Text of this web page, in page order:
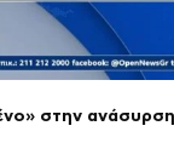
στην